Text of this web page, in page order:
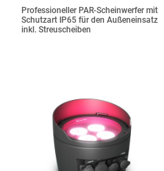
Professioneller PAR-Scheinwerfer mit
Schutzart IP65 für den Außeneinsatz
inkl. Streuscheiben